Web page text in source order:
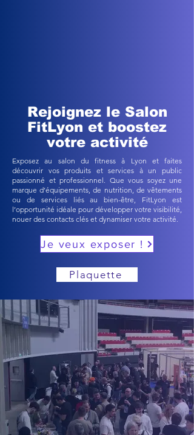
Rejoignez le Salon
FitLyon et boostez
votre activité
Exposez au salon du fitness à Lyon et faites
découvrir vos produits et services à un public
passionné et professionnel. Que vous soyez une
marque d’équipements, de nutrition, de vêtements
ou de services liés au bien-être, FitLyon est
l’opportunité idéale pour développer votre visibilité,
nouer des contacts clés et dynamiser votre activité.
Je veux exposer !
Plaquette